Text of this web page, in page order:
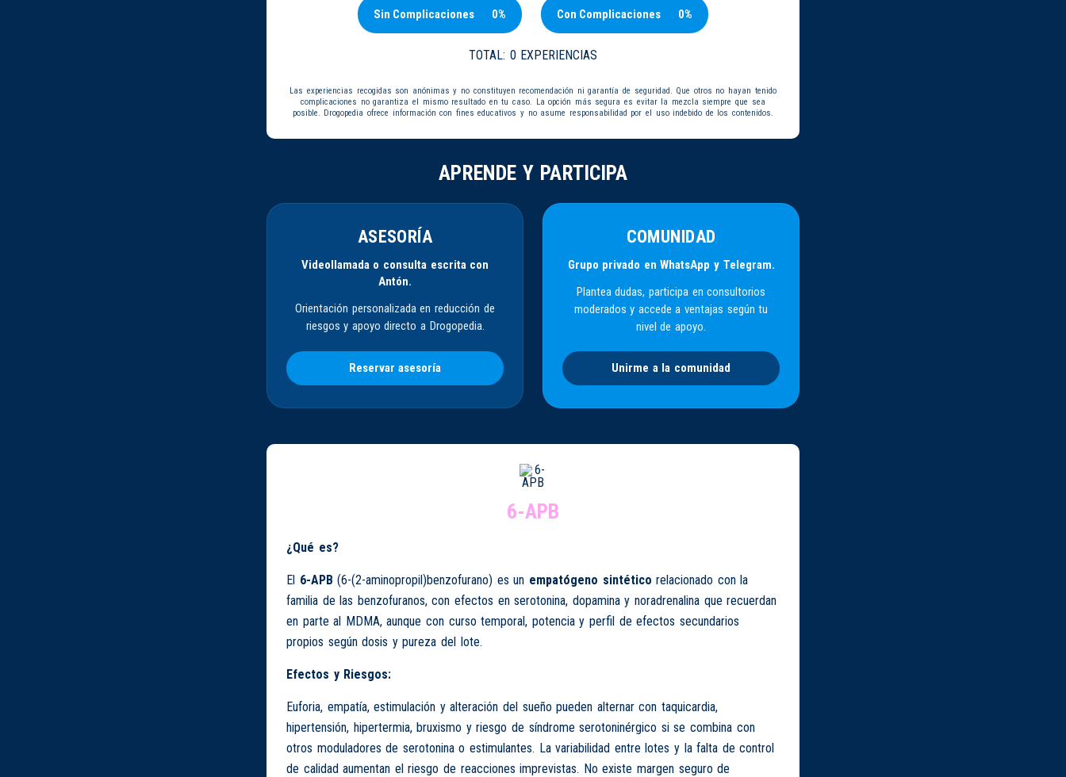
Sin Complicaciones 0% Con Complicaciones 0%
TOTAL: 0 EXPERIENCIAS
Las experiencias recogidas son anónimas y no constituyen recomendación ni garantía de seguridad. Que otros no hayan tenido
complicaciones no garantiza el mismo resultado en tu caso. La opción más segura es evitar la mezcla siempre que sea
posible. Drogopedia ofrece información con fines educativos y no asume responsabilidad por el uso indebido de los contenidos.
APRENDE Y PARTICIPA
ASESORÍA
Videollamada o consulta escrita con
Antón.
Orientación personalizada en reducción de
riesgos y apoyo directo a Drogopedia.
Reservar asesoría
COMUNIDAD
Grupo privado en WhatsApp y Telegram.
Plantea dudas, participa en consultorios
moderados y accede a ventajas según tu
nivel de apoyo.
Unirme a la comunidad
6-APB
¿Qué es?
El 6-APB (6-(2-aminopropil)benzofurano) es un empatógeno sintético relacionado con la
familia de las benzofuranos, con efectos en serotonina, dopamina y noradrenalina que recuerdan
en parte al MDMA, aunque con curso temporal, potencia y perfil de efectos secundarios
propios según dosis y pureza del lote.
Efectos y Riesgos:
Euforia, empatía, estimulación y alteración del sueño pueden alternar con taquicardia,
hipertensión, hipertermia, bruxismo y riesgo de síndrome serotoninérgico si se combina con
otros moduladores de serotonina o estimulantes. La variabilidad entre lotes y la falta de control
de calidad aumentan el riesgo de reacciones imprevistas. No existe margen seguro de